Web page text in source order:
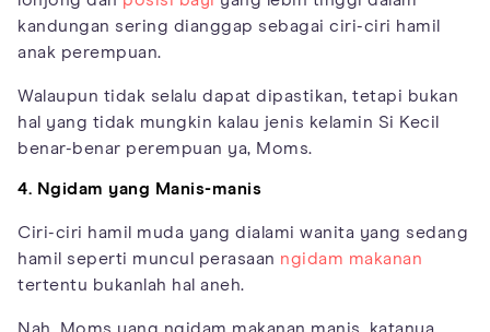
kandungan sering dianggap sebagai ciri-ciri hamil
anak perempuan.
Walaupun tidak selalu dapat dipastikan, tetapi bukan
hal yang tidak mungkin kalau jenis kelamin Si Kecil
benar-benar perempuan ya, Moms.
4. Ngidam yang Manis-manis
Ciri-ciri hamil muda yang dialami wanita yang sedang
hamil seperti muncul perasaan ngidam makanan
tertentu bukanlah hal aneh.
Nah, Moms yang ngidam makanan manis, katanya